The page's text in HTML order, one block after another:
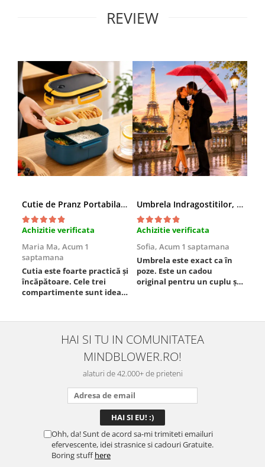
REVIEW
Cutie de Pranz Portabila cu Compartimente
Achizitie verificata
Maria Ma, Acum 1
saptamana
Cutia este foarte practică și
încăpătoare. Cele trei
compartimente sunt ideale
este sigură, fără scurgeri. O
folosesc aproape zilnic la
serviciu și sunt foarte
Umbrela Indragostitilor, Inima rosie
Achizitie verificata
Sofia, Acum 1 saptamana
Umbrela este exact ca în
poze. Este un cadou
original pentru un cuplu și
dimensiunea este
potrivită. Sunt foarte
mulțumită de achiziție și o
recomand celor care vor
HAI SI TU IN COMUNITATEA
MINDBLOWER.RO!
alaturi de 42.000+ de prieteni
Ohh, da! Sunt de acord sa-mi trimiteti emailuri
efervescente, idei strasnice si cadouri Gratuite.
Boring stuffhere